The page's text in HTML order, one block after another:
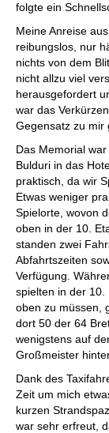
folgte ein
Meine Anreise
reibungslos, nur
nichts von dem
nicht allzu viel
herausgefordert
war das
Gegensatz zu mir
Das Memorial
Bulduri in das
praktisch, da wir
Etwas weniger
Spielorte, wovon
oben in der 10.
standen zwei
Abfahrtszeiten
Verfügung.
spielten in der 10.
oben zu müssen,
dort 50 der 64
wenigstens auf
Großmeister
Dank des
Zeit um mich
kurzen
war sehr erfreut,